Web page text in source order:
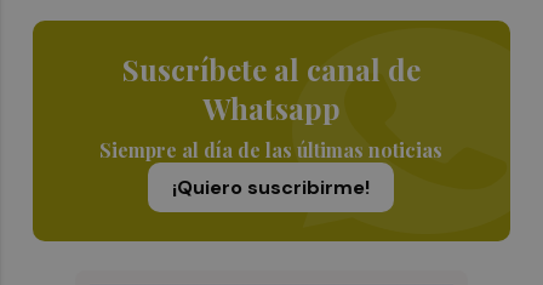
Suscríbete al canal de
Whatsapp
Siempre al día de las últimas noticias
¡Quiero suscribirme!